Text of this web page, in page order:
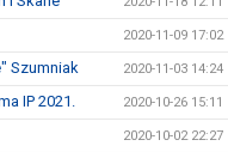
2020-11-09 17:02
Szumniak 2020-11-03 14:24
IP 2021. 2020-10-26 15:11
2020-10-02 22:27